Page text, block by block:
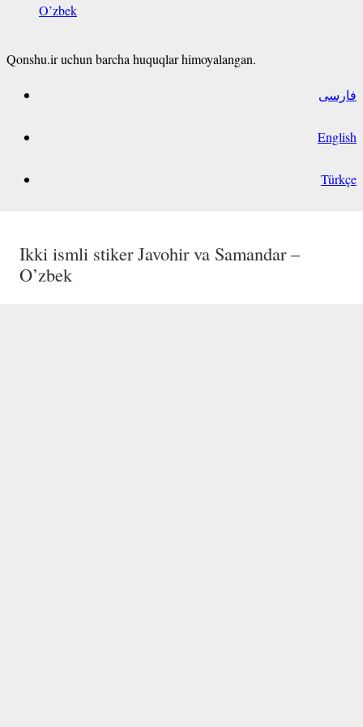
Dunyoxon ism stikeri O’zbek
Ikki ismli stiker Ahmad va Nodira – O’zbek
Ikki ismli stiker Nozli va Osiyo – O’zbek
Ikki ismli stiker Javohir va Samandar –
O’zbek
O’zbek
Qonshu.ir uchun barcha huquqlar himoyalangan.
فارسی
English
Türkçe